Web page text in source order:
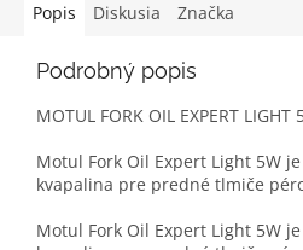
Popis Diskusia Značka
Podrobný popis
MOTUL FORK OIL EXPERT LIGHT
Motul Fork Oil Expert Light 5W
kvapalina pre predné tlmiče
Motul Fork Oil Expert Light 5W